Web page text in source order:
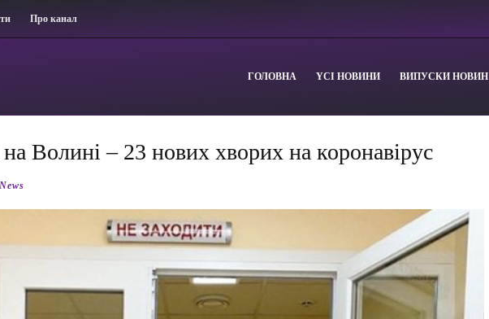
Про канал
ГОЛОВНА YСІ НОВИНИ ВИПУСКИ НОВИН
Волині – 23 нових хворих на коронавірус